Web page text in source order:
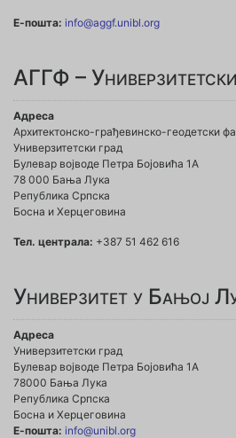
Е-пошта: info@aggf.unibl.org
АГГФ –
Адреса
Архитектонско-грађевинско-геодетски
Универзитетски град
Булевар војводе Петра Бојовића 1A
78 000 Бања Лука
Република Српска
Босна и Херцеговина
Тел. централа: +387 51 462 616
Универзитет у Бањој
Адреса
Универзитетски град
Булевар војводе Петра Бојовића 1А
78000 Бања Лука
Република Српска
Босна и Херцеговина
Е-пошта: info@unibl.org